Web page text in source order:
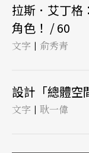
拉斯．艾丁格
角色！ / 60
文字 | 俞秀青
設計「總體空
文字 | 耿一偉